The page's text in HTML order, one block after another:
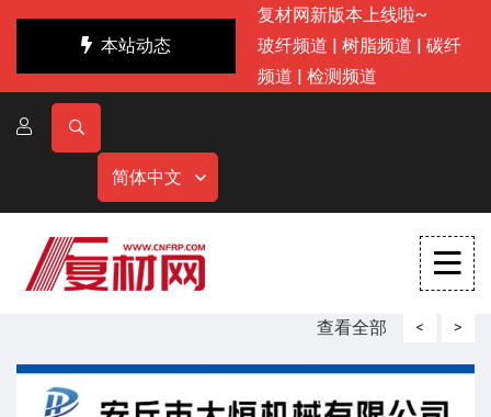
本站动态
复材网新版本上线啦~
玻纤频道 | 树脂频道 | 碳纤
频道 | 检测频道
简体中文
查看全部 < >